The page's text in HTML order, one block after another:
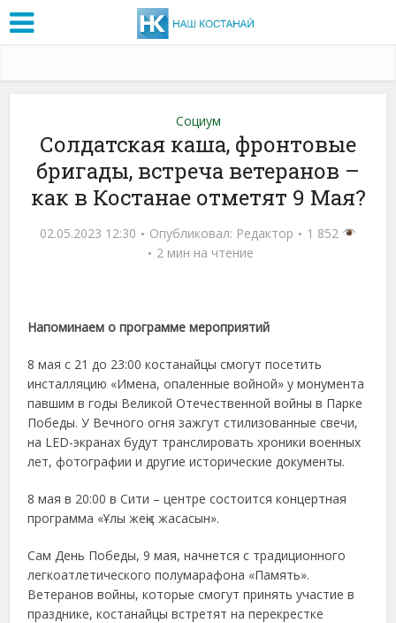
Социум
Солдатская каша, фронтовые
бригады, встреча ветеранов –
как в Костанае отметят 9 Мая?
02.05.2023 12:30 Опубликовал: Редактор
1 852
2 мин на чтение
Напоминаем о программе мероприятий
8 мая с 21 до 23:00 костанайцы смогут посетить
инсталляцию «Имена, опаленные войной» у монумента
павшим в годы Великой Отечественной войны в Парке
Победы. У Вечного огня зажгут стилизованные свечи,
на LED-экранах будут транслировать хроники военных
лет, фотографии и другие исторические документы.
8 мая в 20:00 в Сити – центре состоится концертная
программа «Ұлы жеңіс жасасын».
Сам День Победы, 9 мая, начнется с традиционного
легкоатлетического полумарафона «Память».
Ветеранов войны, которые смогут принять участие в
празднике, костанайцы встретят на перекрестке